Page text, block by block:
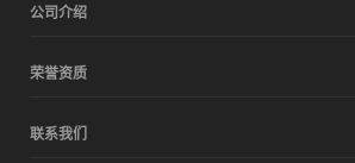
公司介绍
荣誉资质
联系我们